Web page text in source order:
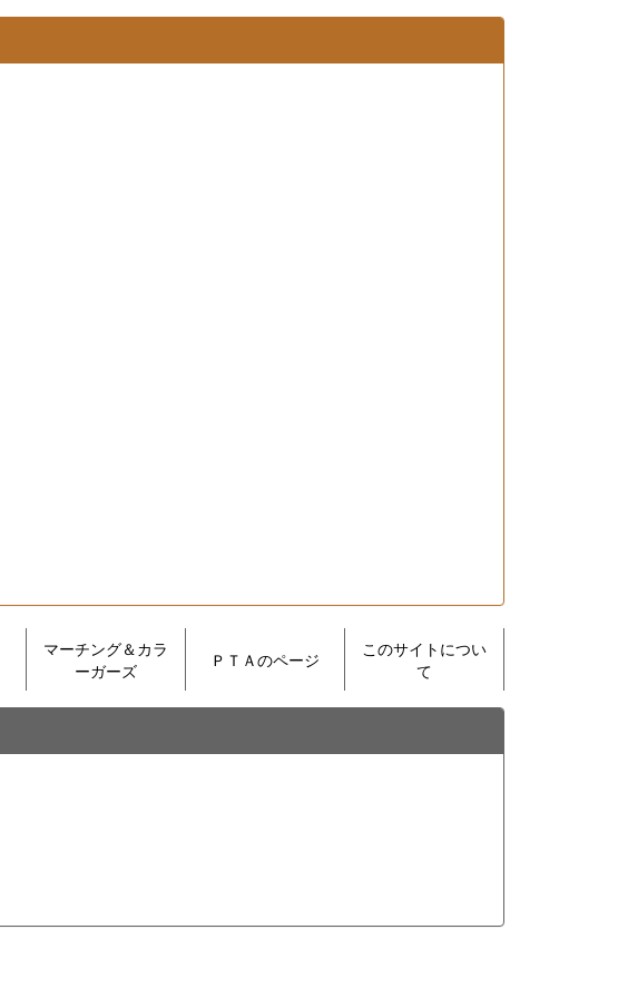
マーチング＆カラ
ーガーズ
ＰＴＡのページ
このサイトについ
て